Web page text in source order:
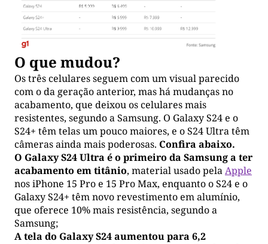
O que mudou?
Os três celulares seguem com um visual parecido
com o da geração anterior, mas há mudanças no
acabamento, que deixou os celulares mais
resistentes, segundo a Samsung. O Galaxy S24 e o
S24+ têm telas um pouco maiores, e o S24 Ultra têm
câmeras ainda mais poderosas. Confira abaixo.
O Galaxy S24 Ultra é o primeiro da Samsung a ter
acabamento em titânio, material usado pelaApple
nos iPhone 15 Pro e 15 Pro Max, enquanto o S24 e o
Galaxy S24+ têm novo revestimento em alumínio,
que oferece 10% mais resistência, segundo a
Samsung;
A tela do Galaxy S24 aumentou para 6,2